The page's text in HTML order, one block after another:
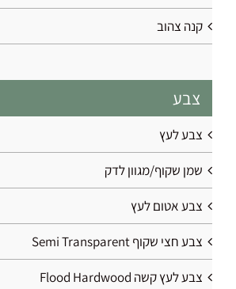
קנה צהוב
צבע
צבע לעץ
שמן שקוף/מגוון לדק
צבע אטום לעץ
צבע חצי שקוף Semi Transparent
צבע לעץ קשה Flood Hardwood